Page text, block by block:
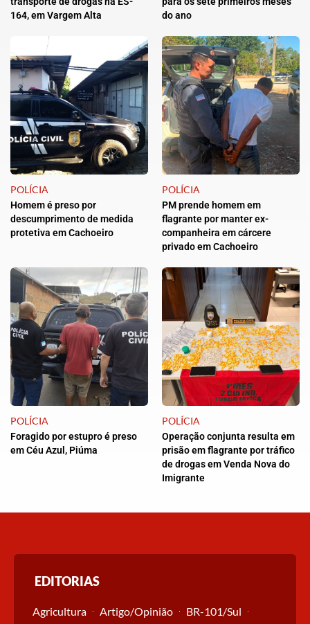
164, em Vargem Alta
do ano
POLÍCIA
Homem é preso por
descumprimento de medida
protetiva em Cachoeiro
POLÍCIA
PM prende homem em
flagrante por manter ex-
companheira em cárcere
privado em Cachoeiro
POLÍCIA
Foragido por estupro é preso
em Céu Azul, Piúma
POLÍCIA
Operação conjunta resulta em
prisão em flagrante por tráfico
de drogas em Venda Nova do
Imigrante
EDITORIAS
Agricultura Artigo/Opinião
BR-101/Sul